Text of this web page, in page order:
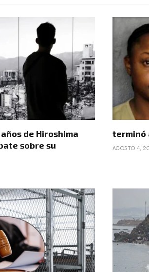
de Hiroshima
sobre su
terminó
AGOSTO 4,